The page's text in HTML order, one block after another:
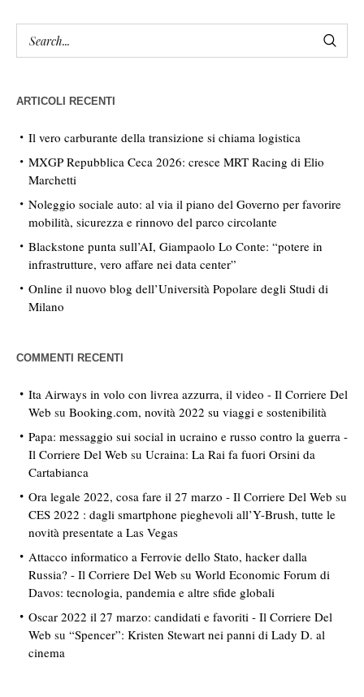
ARTICOLI RECENTI
Il vero carburante della transizione si chiama logistica
MXGP Repubblica Ceca 2026: cresce MRT Racing di Elio
Marchetti
Noleggio sociale auto: al via il piano del Governo per favorire
mobilità, sicurezza e rinnovo del parco circolante
Blackstone punta sull’AI, Giampaolo Lo Conte: “potere in
infrastrutture, vero affare nei data center”
Online il nuovo blog dell’Università Popolare degli Studi di
Milano
COMMENTI RECENTI
Ita Airways in volo con livrea azzurra, il video - Il Corriere Del
Web su Booking.com, novità 2022 su viaggi e sostenibilità
Papa: messaggio sui social in ucraino e russo contro la guerra -
Il Corriere Del Web su Ucraina: La Rai fa fuori Orsini da
Cartabianca
Ora legale 2022, cosa fare il 27 marzo - Il Corriere Del Web su
CES 2022 : dagli smartphone pieghevoli all’Y-Brush, tutte le
novità presentate a Las Vegas
Attacco informatico a Ferrovie dello Stato, hacker dalla
Russia? - Il Corriere Del Web su World Economic Forum di
Davos: tecnologia, pandemia e altre sfide globali
Oscar 2022 il 27 marzo: candidati e favoriti - Il Corriere Del
Web su “Spencer”: Kristen Stewart nei panni di Lady D. al
cinema